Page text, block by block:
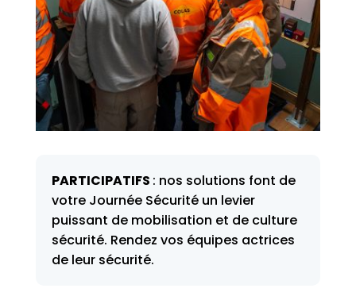
PARTICIPATIFS : nos solutions font de
votre Journée Sécurité un levier
puissant de mobilisation et de culture
sécurité. Rendez vos équipes actrices
de leur sécurité.